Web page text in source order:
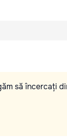
să încercați